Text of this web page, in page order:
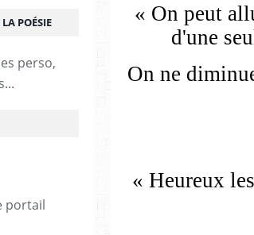
« On peut
d'une
On ne
« Heureux
POÉSIE
perso,
portail